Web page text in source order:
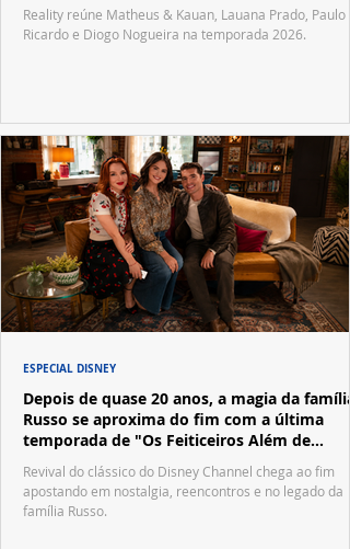
Reality reúne Matheus & Kauan, Lauana Prado, Paulo
Ricardo e Diogo Nogueira na temporada 2026.
Depois de quase 20 anos, a magia da família
Russo se aproxima do fim com a última
temporada de "Os Feiticeiros Além de
Waverly Place"
Revival do clássico do Disney Channel chega ao fim
apostando em nostalgia, reencontros e no legado da
família Russo.
ESPECIAL DISNEY